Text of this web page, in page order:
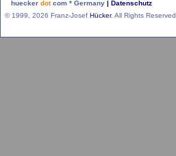
huecker dotcom * Germany | Datenschutz
© 1999, 2026 Franz-Josef Hücker. All Rights Reserved.